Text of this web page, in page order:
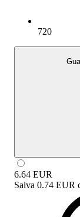
720
6.64 EUR
Salva 0.74 EUR